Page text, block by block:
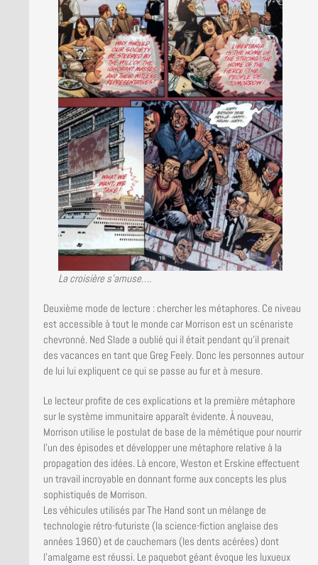
La croisière s’amuse….
Deuxième mode de lecture : chercher les métaphores. Ce niveau
est accessible à tout le monde car Morrison est un scénariste
chevronné. Ned Slade a oublié qui il était pendant qu’il prenait
des vacances en tant que Greg Feely. Donc les personnes autour
de lui lui expliquent ce qui se passe au fur et à mesure.
Le lecteur profite de ces explications et la première métaphore
sur le système immunitaire apparaît évidente. À nouveau,
Morrison utilise le postulat de base de la mémétique pour nourrir
l’un des épisodes et développer une métaphore relative à la
propagation des idées. Là encore, Weston et Erskine effectuent
un travail incroyable en donnant forme aux concepts les plus
sophistiqués de Morrison.
Les véhicules utilisés par The Hand sont un mélange de
technologie rétro-futuriste (la science-fiction anglaise des
années 1960) et de cauchemars (les dents acérées) dont
l’amalgame est réussi. Le paquebot géant évoque les luxueux